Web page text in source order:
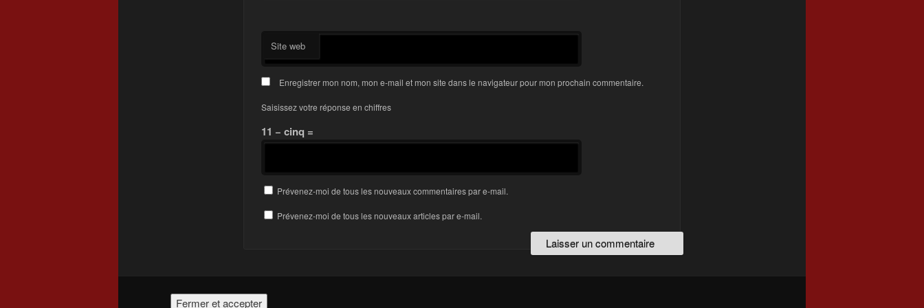
Site web
Enregistrer mon nom, mon e-mail et mon site dans le navigateur pour mon prochain commentaire.
Saisissez votre réponse en chiffres
11 − cinq =
Prévenez-moi de tous les nouveaux commentaires par e-mail.
Prévenez-moi de tous les nouveaux articles par e-mail.